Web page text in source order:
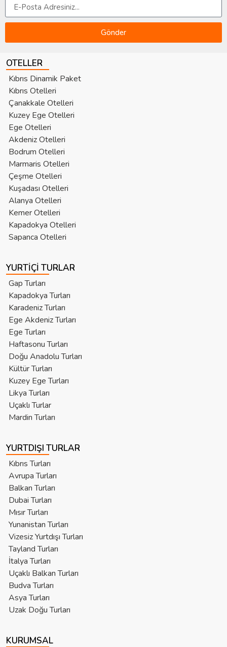
Gönder
OTELLER
Kıbrıs Dinamik Paket
Kıbrıs Otelleri
Çanakkale Otelleri
Kuzey Ege Otelleri
Ege Otelleri
Akdeniz Otelleri
Bodrum Otelleri
Marmaris Otelleri
Çeşme Otelleri
Kuşadası Otelleri
Alanya Otelleri
Kemer Otelleri
Kapadokya Otelleri
Sapanca Otelleri
YURTIÇI TURLAR
Gap Turları
Kapadokya Turları
Karadeniz Turları
Ege Akdeniz Turları
Ege Turları
Haftasonu Turları
Doğu Anadolu Turları
Kültür Turları
Kuzey Ege Turları
Likya Turları
Uçaklı Turlar
Mardin Turları
YURTDIŞI TURLAR
Kıbrıs Turları
Avrupa Turları
Balkan Turları
Dubai Turları
Mısır Turları
Yunanistan Turları
Vizesiz Yurtdışı Turları
Tayland Turları
İtalya Turları
Uçaklı Balkan Turları
Budva Turları
Asya Turları
Uzak Doğu Turları
KURUMSAL